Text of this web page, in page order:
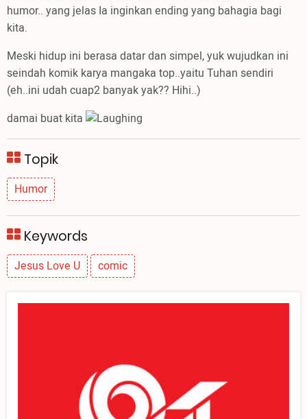
humor.. yang jelas Ia inginkan ending yang bahagia bagi
kita.
Meski hidup ini berasa datar dan simpel, yuk wujudkan ini
seindah komik karya mangaka top..yaitu Tuhan sendiri
(eh..ini udah cuap2 banyak yak?? Hihi..)
damai buat kita
Topik
Humor
Keywords
Jesus Love U comic